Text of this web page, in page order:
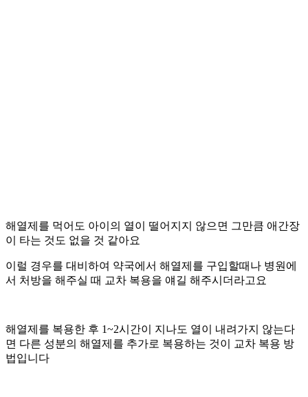
해열제를 먹어도 아이의 열이 떨어지지 않으면 그만큼 애간장
이 타는 것도 없을 것 같아요
이럴 경우를 대비하여 약국에서 해열제를 구입할때나 병원에
서 처방을 해주실 때 교차 복용을 얘길 해주시더라고요
해열제를 복용한 후 1~2시간이 지나도 열이 내려가지 않는다
면 다른 성분의 해열제를 추가로 복용하는 것이 교차 복용 방
법입니다